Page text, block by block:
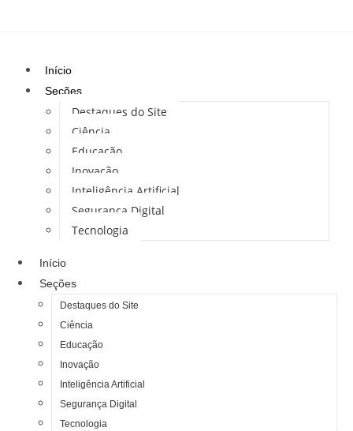
Início
Seções
Destaques do Site
Ciência
Educação
Inovação
Inteligência Artificial
Segurança Digital
Tecnologia
Início
Seções
Destaques do Site
Ciência
Educação
Inovação
Inteligência Artificial
Segurança Digital
Tecnologia